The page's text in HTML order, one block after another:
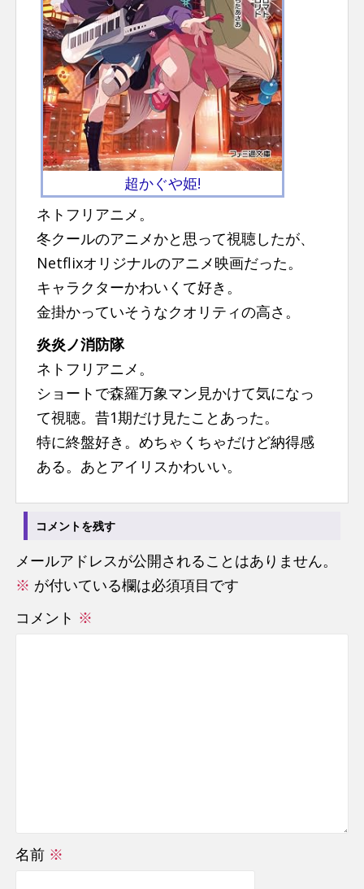
超かぐや姫!
ネトフリアニメ。
冬クールのアニメかと思って視聴したが、
Netflixオリジナルのアニメ映画だった。
キャラクターかわいくて好き。
金掛かっていそうなクオリティの高さ。
炎炎ノ消防隊
ネトフリアニメ。
ショートで森羅万象マン見かけて気になっ
て視聴。昔1期だけ見たことあった。
特に終盤好き。めちゃくちゃだけど納得感
ある。あとアイリスかわいい。
コメントを残す
メールアドレスが公開されることはありません。
※ が付いている欄は必須項目です
コメント ※
名前 ※